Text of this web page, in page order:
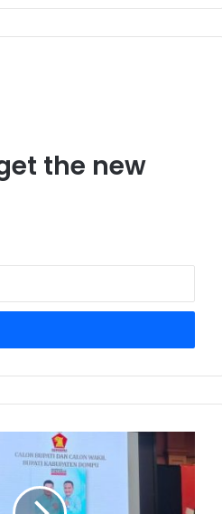
the new